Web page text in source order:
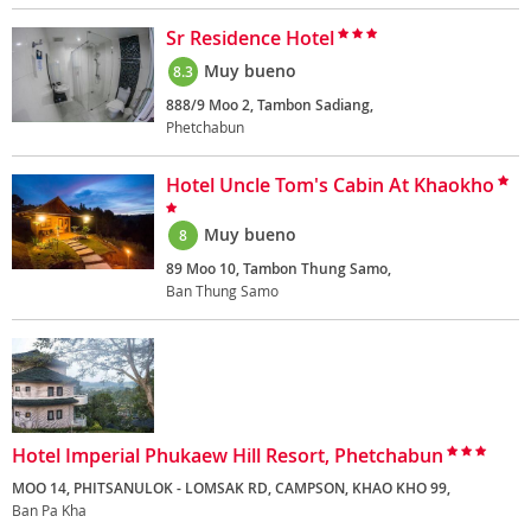
Sr Residence Hotel
8.3 Muy bueno
888/9 Moo 2, Tambon Sadiang,
Phetchabun
Hotel Uncle Tom's Cabin At Khaokho
8 Muy bueno
89 Moo 10, Tambon Thung Samo,
Ban Thung Samo
Hotel Imperial Phukaew Hill Resort, Phetchabun
MOO 14, PHITSANULOK - LOMSAK RD, CAMPSON, KHAO KHO 99,
Ban Pa Kha